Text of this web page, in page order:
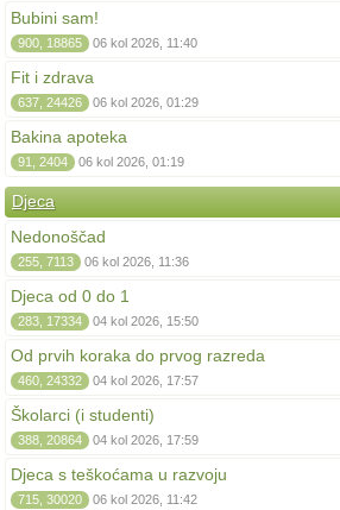
Bubini sam!
900, 18865 06 kol 2026, 11:40
Fit i zdrava
637, 24426 06 kol 2026, 01:29
Bakina apoteka
91, 2404 06 kol 2026, 01:19
Djeca
Nedonoščad
255, 7113 06 kol 2026, 11:36
Djeca od 0 do 1
283, 17334 04 kol 2026, 15:50
Od prvih koraka do prvog razreda
460, 24332 04 kol 2026, 17:57
Školarci (i studenti)
388, 20864 04 kol 2026, 17:59
Djeca s teškoćama u razvoju
715, 30020 06 kol 2026, 11:42